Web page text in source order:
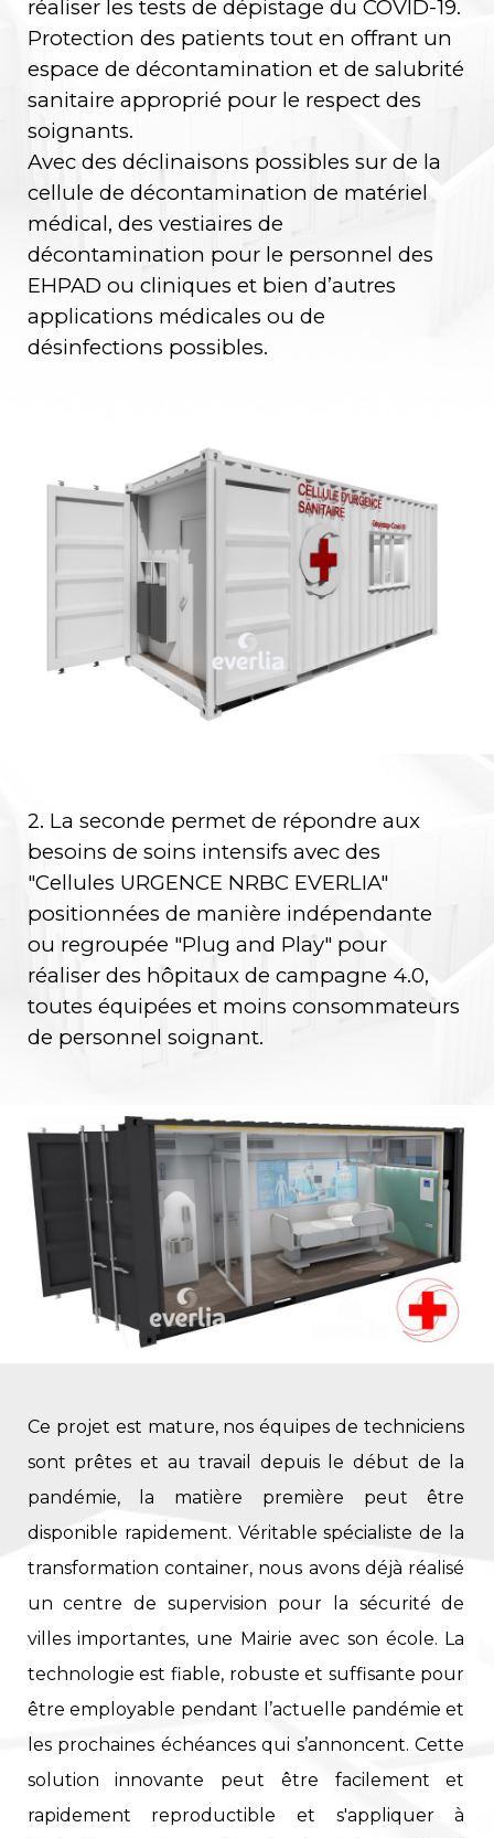
réaliser les tests de dépistage du COVID-19.
Protection des patients tout en offrant un
espace de décontamination et de salubrité
sanitaire approprié pour le respect des
soignants.
Avec des déclinaisons possibles sur de la
cellule de décontamination de matériel
médical, des vestiaires de
décontamination pour le personnel des
EHPAD ou cliniques et bien d’autres
applications médicales ou de
désinfections possibles.
2. La seconde permet de répondre aux
besoins de soins intensifs avec des
"Cellules URGENCE NRBC EVERLIA"
positionnées de manière indépendante
ou regroupée "Plug and Play" pour
réaliser des hôpitaux de campagne 4.0,
toutes équipées et moins consommateurs
de personnel soignant.
Ce projet est mature, nos équipes de techniciens
sont prêtes et au travail depuis le début de la
pandémie, la matière première peut être
disponible rapidement. Véritable spécialiste de la
transformation container, nous avons déjà réalisé
un centre de supervision pour la sécurité de
villes importantes, une Mairie avec son école. La
technologie est fiable, robuste et suffisante pour
être employable pendant l’actuelle pandémie et
les prochaines échéances qui s’annoncent. Cette
solution innovante peut être facilement et
rapidement reproductible et s'appliquer à